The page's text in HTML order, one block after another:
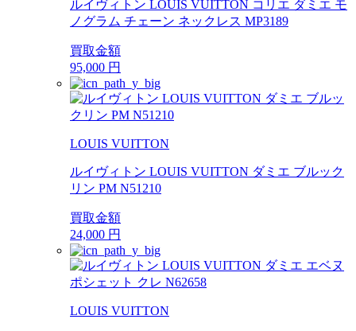
ルイヴィトン LOUIS VUITTON コリエ ダミエ モ
ノグラム チェーン ネックレス MP3189
買取金額
95,000 円
LOUIS VUITTON
ルイヴィトン LOUIS VUITTON ダミエ ブルック
リン PM N51210
買取金額
24,000 円
LOUIS VUITTON